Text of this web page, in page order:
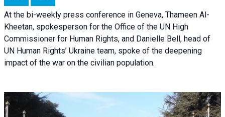
At the bi-weekly press conference in Geneva, Thameen Al-
Kheetan, spokesperson for the Office of the UN High
Commissioner for Human Rights, and Danielle Bell, head of
UN Human Rights’ Ukraine team, spoke of the deepening
impact of the war on the civilian population.